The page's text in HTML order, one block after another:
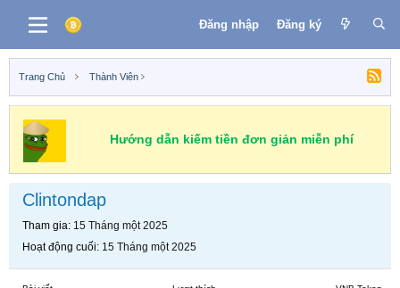
Đăng nhập Đăng ký
Trang Chủ Thành Viên
Hướng dẫn kiếm tiền đơn giản miễn phí
Clintondap
Tham gia 15 Tháng một 2025
Hoạt động cuối 15 Tháng một 2025